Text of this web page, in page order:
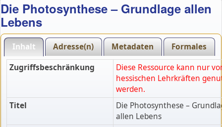
Die Photosynthese – Grundlage allen
Lebens
Inhalt Adresse(n) Metadaten Formales
Zugriffsbeschränkung
Diese Ressource kann nur
hessischen Lehrkräften
werden.
Titel
Die Photosynthese –
allen Lebens